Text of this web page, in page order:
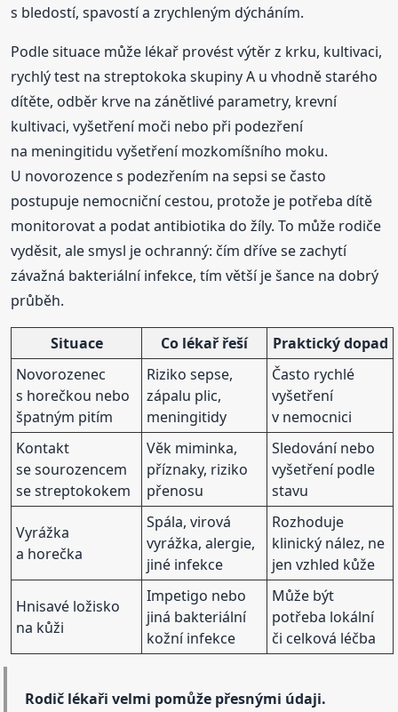
s bledostí, spavostí a zrychleným dýcháním.
Podle situace může lékař provést výtěr z krku, kultivaci,
rychlý test na streptokoka skupiny A u vhodně starého
dítěte, odběr krve na zánětlivé parametry, krevní
kultivaci, vyšetření moči nebo při podezření
na meningitidu vyšetření mozkomíšního moku.
U novorozence s podezřením na sepsi se často
postupuje nemocniční cestou, protože je potřeba dítě
monitorovat a podat antibiotika do žíly. To může rodiče
vyděsit, ale smysl je ochranný: čím dříve se zachytí
závažná bakteriální infekce, tím větší je šance na dobrý
průběh.
Situace Co lékař řeší
Praktický dopad
Novorozenec
s horečkou nebo
špatným pitím
Riziko sepse,
zápalu plic,
meningitidy
Často rychlé
vyšetření
v nemocnici
Kontakt
se sourozencem
se streptokokem
Věk miminka,
příznaky, riziko
přenosu
Sledování nebo
vyšetření podle
stavu
Vyrážka
a horečka
Spála, virová
vyrážka, alergie,
jiné infekce
Rozhoduje
klinický nález, ne
jen vzhled kůže
Hnisavé ložisko
na kůži
Impetigo nebo
jiná bakteriální
kožní infekce
Může být
potřeba lokální
či celková léčba
Rodič lékaři velmi pomůže přesnými údaji.